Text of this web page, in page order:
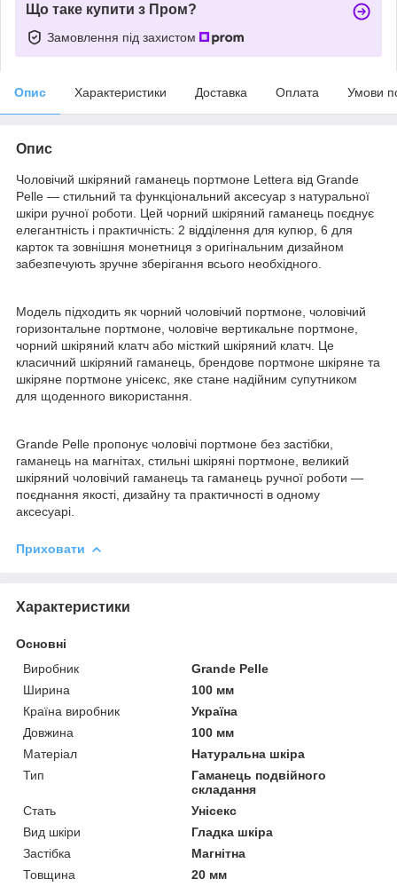
Що таке купити з Пром?
Замовлення під захистом
Опис Характеристики Доставка Оплата Умови
Опис
Чоловічий шкіряний гаманець портмоне Lettera від Grande
Pelle — стильний та функціональний аксесуар з натуральної
шкіри ручної роботи. Цей чорний шкіряний гаманець поєднує
елегантність і практичність: 2 відділення для купюр, 6 для
карток та зовнішня монетниця з оригінальним дизайном
забезпечують зручне зберігання всього необхідного.
Модель підходить як чорний чоловічий портмоне, чоловічий
горизонтальне портмоне, чоловіче вертикальне портмоне,
чорний шкіряний клатч або місткий шкіряний клатч. Це
класичний шкіряний гаманець, брендове портмоне шкіряне та
шкіряне портмоне унісекс, яке стане надійним супутником
для щоденного використання.
Grande Pelle пропонує чоловічі портмоне без застібки,
гаманець на магнітах, стильні шкіряні портмоне, великий
шкіряний чоловічий гаманець та гаманець ручної роботи —
поєднання якості, дизайну та практичності в одному
аксесуарі.
Приховати
Характеристики
Основні
Виробник
Grande Pelle
Ширина
100 мм
Країна виробник
Україна
Довжина
100 мм
Матеріал
Натуральна шкіра
Тип
Гаманець подвійного
складання
Стать
Унісекс
Вид шкіри
Гладка шкіра
Застібка
Магнітна
Товщина
20 мм